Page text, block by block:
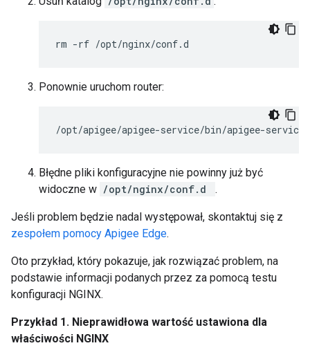
rm -rf /opt/nginx/conf.d
Ponownie uruchom router:
/opt/apigee/apigee-service/bin/apigee-
Błędne pliki konfiguracyjne nie powinny już być
widoczne w /opt/nginx/conf.d .
Jeśli problem będzie nadal występował, skontaktuj się z
zespołem pomocy Apigee Edge.
Oto przykład, który pokazuje, jak rozwiązać problem, na
podstawie informacji podanych przez za pomocą testu
konfiguracji NGINX.
Przykład 1. Nieprawidłowa wartość ustawiona dla
właściwości NGINX